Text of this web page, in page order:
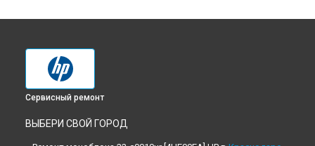
Сервисный ремонт
ВЫБЕРИ СВОЙ ГОРОД